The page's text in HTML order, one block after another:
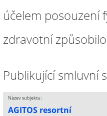
účelem posouzení
zdravotní
Publikující smluvní
Název subjektu:
AGITOS resortní